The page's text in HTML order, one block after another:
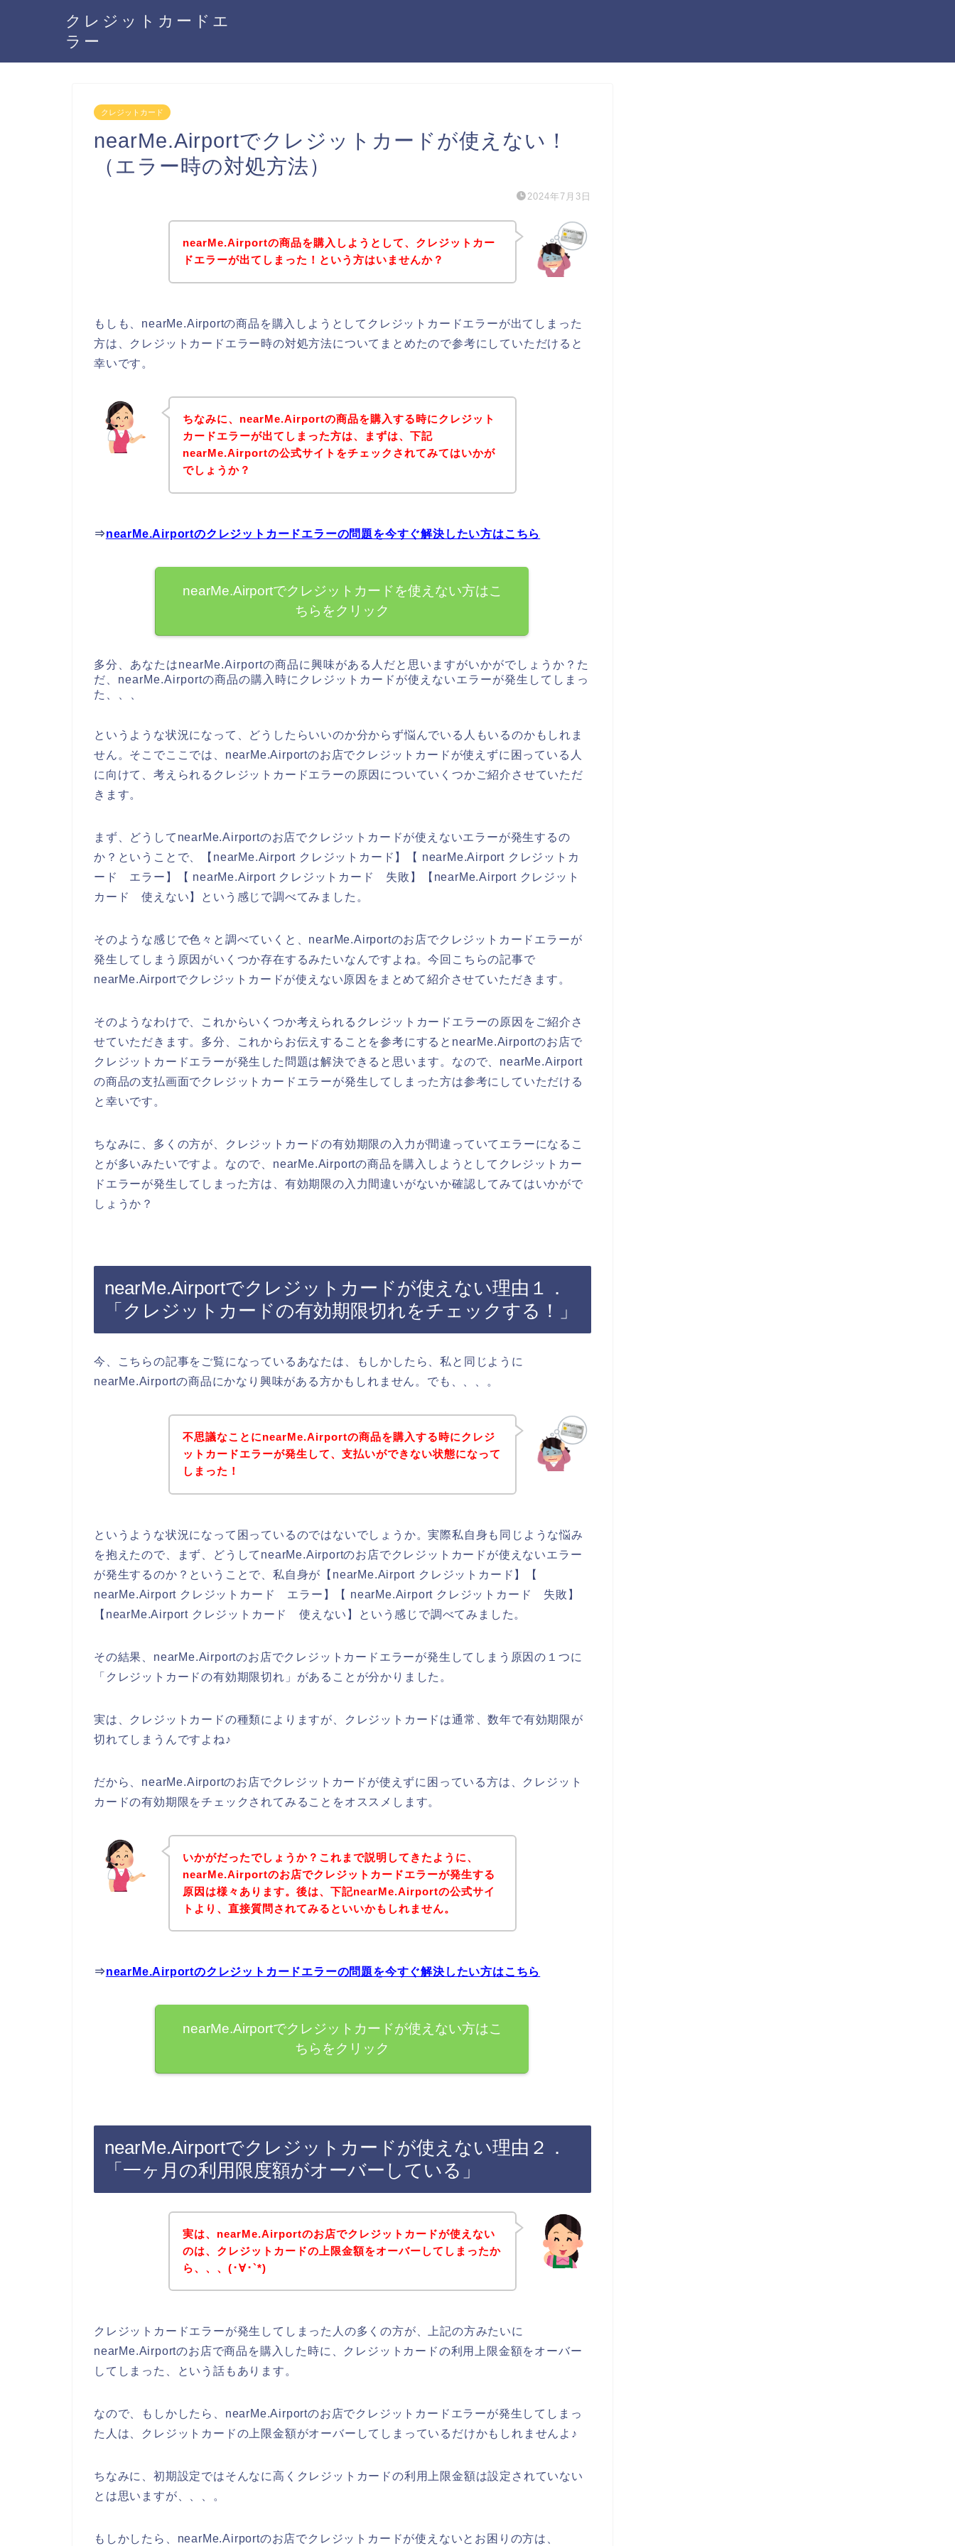
クレジットカードエ
ラー
クレジットカード
nearMe.Airportでクレジットカードが使えない！
（エラー時の対処方法）
2024年7月3日
nearMe.Airportの商品を購入しようとして、クレジットカー
ドエラーが出てしまった！という方はいませんか？
もしも、nearMe.Airportの商品を購入しようとしてクレジットカードエラーが出てしまった
方は、クレジットカードエラー時の対処方法についてまとめたので参考にしていただけると
幸いです。
ちなみに、nearMe.Airportの商品を購入する時にクレジット
カードエラーが出てしまった方は、まずは、下記
nearMe.Airportの公式サイトをチェックされてみてはいかが
でしょうか？
⇒nearMe.Airportのクレジットカードエラーの問題を今すぐ解決したい方はこちら
nearMe.Airportでクレジットカードを使えない方はこ
ちらをクリック
多分、あなたはnearMe.Airportの商品に興味がある人だと思いますがいかがでしょうか？た
だ、nearMe.Airportの商品の購入時にクレジットカードが使えないエラーが発生してしまっ
た、、、
というような状況になって、どうしたらいいのか分からず悩んでいる人もいるのかもしれま
せん。そこでここでは、nearMe.Airportのお店でクレジットカードが使えずに困っている人
に向けて、考えられるクレジットカードエラーの原因についていくつかご紹介させていただ
きます。
まず、どうしてnearMe.Airportのお店でクレジットカードが使えないエラーが発生するの
か？ということで、【nearMe.Airport クレジットカード】【 nearMe.Airport クレジットカ
ード エラー】【 nearMe.Airport クレジットカード 失敗】【nearMe.Airport クレジット
カード 使えない】という感じで調べてみました。
そのような感じで色々と調べていくと、nearMe.Airportのお店でクレジットカードエラーが
発生してしまう原因がいくつか存在するみたいなんですよね。今回こちらの記事で
nearMe.Airportでクレジットカードが使えない原因をまとめて紹介させていただきます。
そのようなわけで、これからいくつか考えられるクレジットカードエラーの原因をご紹介さ
せていただきます。多分、これからお伝えすることを参考にするとnearMe.Airportのお店で
クレジットカードエラーが発生した問題は解決できると思います。なので、nearMe.Airport
の商品の支払画面でクレジットカードエラーが発生してしまった方は参考にしていただける
と幸いです。
ちなみに、多くの方が、クレジットカードの有効期限の入力が間違っていてエラーになるこ
とが多いみたいですよ。なので、nearMe.Airportの商品を購入しようとしてクレジットカー
ドエラーが発生してしまった方は、有効期限の入力間違いがないか確認してみてはいかがで
しょうか？
nearMe.Airportでクレジットカードが使えない理由１．
「クレジットカードの有効期限切れをチェックする！」
今、こちらの記事をご覧になっているあなたは、もしかしたら、私と同じように
nearMe.Airportの商品にかなり興味がある方かもしれません。でも、、、。
不思議なことにnearMe.Airportの商品を購入する時にクレジ
ットカードエラーが発生して、支払いができない状態になって
しまった！
というような状況になって困っているのではないでしょうか。実際私自身も同じような悩み
を抱えたので、まず、どうしてnearMe.Airportのお店でクレジットカードが使えないエラー
が発生するのか？ということで、私自身が【nearMe.Airport クレジットカード】【
nearMe.Airport クレジットカード エラー】【 nearMe.Airport クレジットカード 失敗】
【nearMe.Airport クレジットカード 使えない】という感じで調べてみました。
その結果、nearMe.Airportのお店でクレジットカードエラーが発生してしまう原因の１つに
「クレジットカードの有効期限切れ」があることが分かりました。
実は、クレジットカードの種類によりますが、クレジットカードは通常、数年で有効期限が
切れてしまうんですよね♪
だから、nearMe.Airportのお店でクレジットカードが使えずに困っている方は、クレジット
カードの有効期限をチェックされてみることをオススメします。
いかがだったでしょうか？これまで説明してきたように、
nearMe.Airportのお店でクレジットカードエラーが発生する
原因は様々あります。後は、下記nearMe.Airportの公式サイ
トより、直接質問されてみるといいかもしれません。
⇒nearMe.Airportのクレジットカードエラーの問題を今すぐ解決したい方はこちら
nearMe.Airportでクレジットカードが使えない方はこ
ちらをクリック
nearMe.Airportでクレジットカードが使えない理由２．
「一ヶ月の利用限度額がオーバーしている」
実は、nearMe.Airportのお店でクレジットカードが使えない
のは、クレジットカードの上限金額をオーバーしてしまったか
ら、、、(･∀･`*)
クレジットカードエラーが発生してしまった人の多くの方が、上記の方みたいに
nearMe.Airportのお店で商品を購入した時に、クレジットカードの利用上限金額をオーバー
してしまった、という話もあります。
なので、もしかしたら、nearMe.Airportのお店でクレジットカードエラーが発生してしまっ
た人は、クレジットカードの上限金額がオーバーしてしまっているだけかもしれませんよ♪
ちなみに、初期設定ではそんなに高くクレジットカードの利用上限金額は設定されていない
とは思いますが、、、。
もしかしたら、nearMe.Airportのお店でクレジットカードが使えないとお困りの方は、